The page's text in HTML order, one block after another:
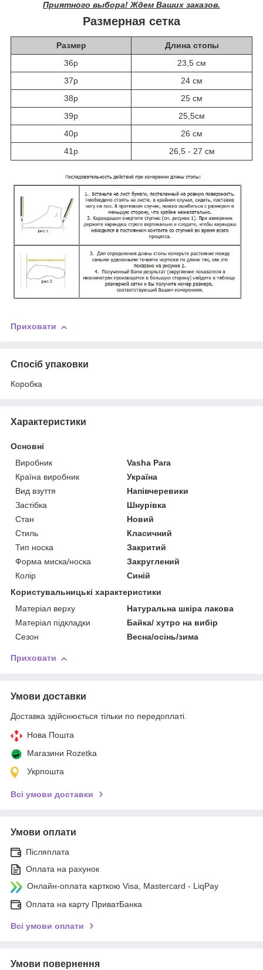
Приятного выбора! Ждем Ваших заказов.
Размерная сетка
Размер
Длина стопы
36р
23,5 см
37р
24 см
38р
25 см
39р
25,5см
40р
26 см
41р
26,5 - 27 см
Приховати
Спосіб упаковки
Коробка
Характеристики
Основні
Виробник
Vasha Para
Країна виробник
Україна
Вид взуття
Напівчеревики
Застібка
Шнурівка
Стан
Новий
Стиль
Класичний
Тип носка
Закритий
Форма миска/носка
Закруглений
Колір
Синій
Користувальницькі характеристики
Матеріал верху
Натуральна шкіра лакова
Матеріал підкладки
Байка/ хутро на вибір
Сезон
Весна/осінь/зима
Приховати
Умови доставки
Доставка здійснюється тільки по передоплаті.
Нова Пошта
Магазини Rozetka
Укрпошта
Всі умови доставки
Умови оплати
Післяплата
Оплата на рахунок
Онлайн-оплата карткою Visa, Mastercard - LiqPay
Оплата на карту ПриватБанка
Всі умови оплати
Умови повернення